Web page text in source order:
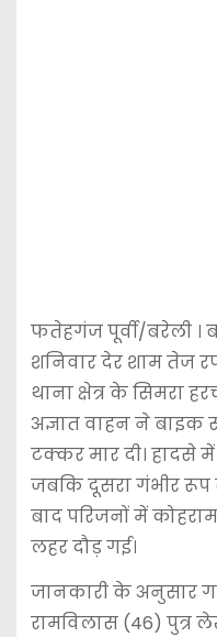
फतेहगंज पूर्वी/बरेली
शनिवार देर शाम तेज
थाना क्षेत्र के सिमरा
अज्ञात वाहन ने बाइक
टक्कर मार दी। हादसे
जबकि दूसरा गंभीर रूप
बाद परिजनों में
लहर दौड़ गई।
जानकारी के अनुसार
रामविलास (46)